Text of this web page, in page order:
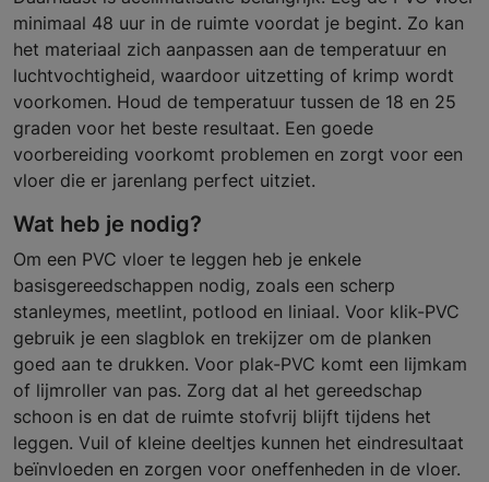
minimaal 48 uur in de ruimte voordat je begint. Zo kan
het materiaal zich aanpassen aan de temperatuur en
luchtvochtigheid, waardoor uitzetting of krimp wordt
voorkomen. Houd de temperatuur tussen de 18 en 25
graden voor het beste resultaat. Een goede
voorbereiding voorkomt problemen en zorgt voor een
vloer die er jarenlang perfect uitziet.
Wat heb je nodig?
Om een PVC vloer te leggen heb je enkele
basisgereedschappen nodig, zoals een scherp
stanleymes, meetlint, potlood en liniaal. Voor klik-PVC
gebruik je een slagblok en trekijzer om de planken
goed aan te drukken. Voor plak-PVC komt een lijmkam
of lijmroller van pas. Zorg dat al het gereedschap
schoon is en dat de ruimte stofvrij blijft tijdens het
leggen. Vuil of kleine deeltjes kunnen het eindresultaat
beïnvloeden en zorgen voor oneffenheden in de vloer.